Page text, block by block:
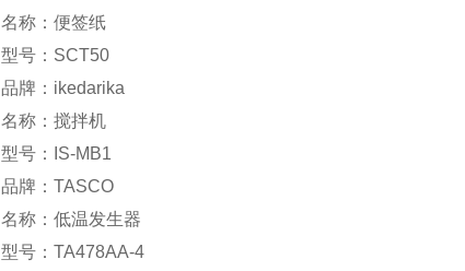
名称：便签纸
型号：SCT50
品牌：ikedarika
名称：搅拌机
型号：IS-MB1
品牌：TASCO
名称：低温发生器
型号：TA478AA-4